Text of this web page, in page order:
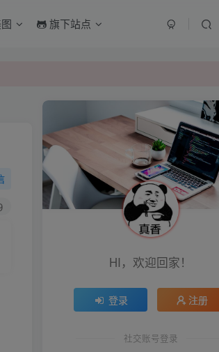
旗下站点
HI，欢迎回家！
登录 注册
社交账号登录